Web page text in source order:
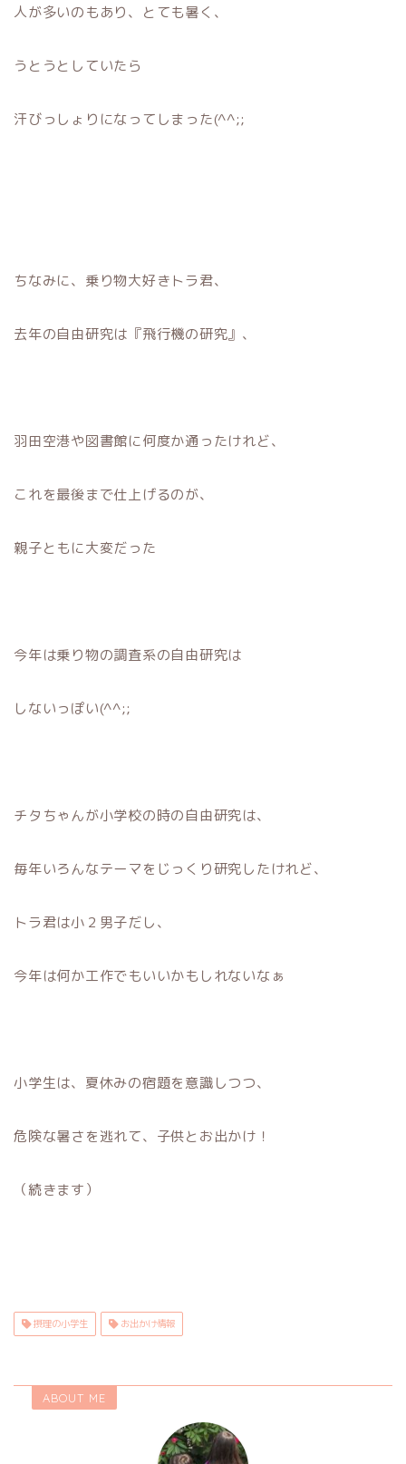
人が多いのもあり、とても暑く、
うとうとしていたら
汗びっしょりになってしまった(^^;;
ちなみに、乗り物大好きトラ君、
去年の自由研究は『飛行機の研究』、
羽田空港や図書館に何度か通ったけれど、
これを最後まで仕上げるのが、
親子ともに大変だった
今年は乗り物の調査系の自由研究は
しないっぽい(^^;;
チタちゃんが小学校の時の自由研究は、
毎年いろんなテーマをじっくり研究したけれど、
トラ君は小２男子だし、
今年は何か工作でもいいかもしれないなぁ
小学生は、夏休みの宿題を意識しつつ、
危険な暑さを逃れて、子供とお出かけ！
（続きます）
摂理の小学生 お出かけ情報
ABOUT ME